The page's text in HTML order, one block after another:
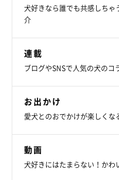
犬好きなら誰でも共感しち
介
連載
ブログやSNSで人気の犬の
お出かけ
愛犬とのおでかけが楽しく
動画
犬好きにはたまらない！か